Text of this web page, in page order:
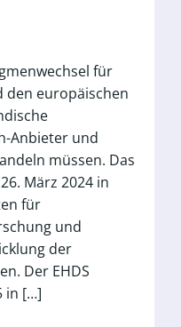
für
den europäischen
Anbieter und
müssen. Das
März 2024 in
für
und
der
Der EHDS
in […]